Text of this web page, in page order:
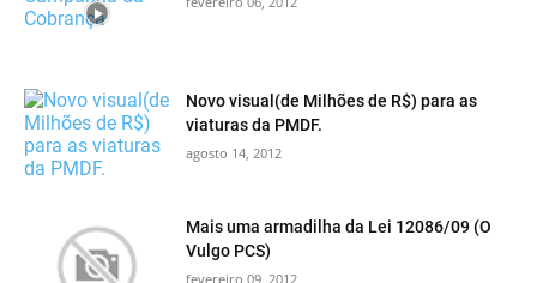
Novo visual(de Milhões de R$) para as
viaturas da PMDF.
agosto 14, 2012
Mais uma armadilha da Lei 12086/09 (O
Vulgo PCS)
fevereiro 09, 2012